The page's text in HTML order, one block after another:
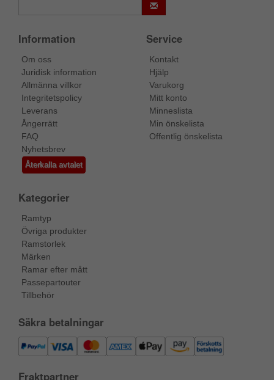
Information
Om oss
Juridisk information
Allmänna villkor
Integritetspolicy
Leverans
Ångerrätt
FAQ
Nyhetsbrev
Återkalla avtalet
Service
Kontakt
Hjälp
Varukorg
Mitt konto
Minneslista
Min önskelista
Offentlig önskelista
Kategorier
Ramtyp
Övriga produkter
Ramstorlek
Märken
Ramar efter mått
Passepartouter
Tillbehör
Säkra betalningar
Fraktpartner